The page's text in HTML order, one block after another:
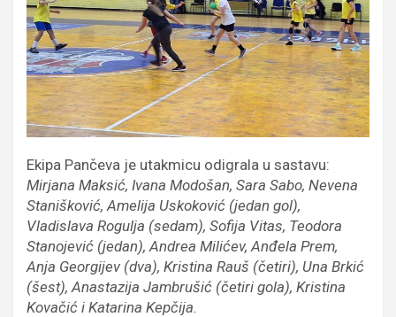
Ekipa Pančeva je utakmicu odigrala u sastavu:
Mirjana Maksić, Ivana Modošan, Sara Sabo, Nevena
Stanišković, Amelija Uskoković (jedan gol),
Vladislava Rogulja (sedam), Sofija Vitas, Teodora
Stanojević (jedan), Andrea Milićev, Anđela Prem,
Anja Georgijev (dva), Kristina Rauš (četiri), Una Brkić
(šest), Anastazija Jambrušić (četiri gola), Kristina
Kovačić i Katarina Kepčija.